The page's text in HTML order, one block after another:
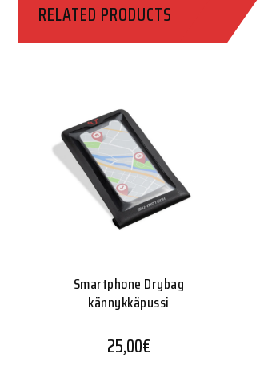
RELATED PRODUCTS
Smartphone Drybag
kännykkäpussi
25,00€